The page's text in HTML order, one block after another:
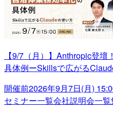
【9/7（月）】Anthropic登
具体例ーSkillsで広がる
開催前2026年9月7日(月)
セミナー一覧会社説明会一覧